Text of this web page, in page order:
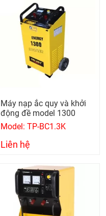
Máy nạp ắc quy và khởi
động đề model 1300
Model: TP-BC1.3K
Liên hệ